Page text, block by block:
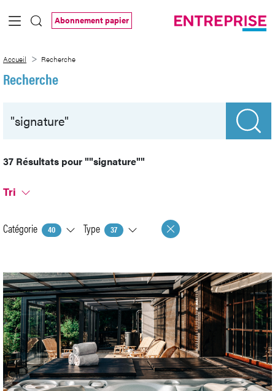
Saut au contenu principal
Abonnement papier
Accueil Recherche
Recherche
37 Résultats pour""signature""
Tri
Catégorie 40 Type 37